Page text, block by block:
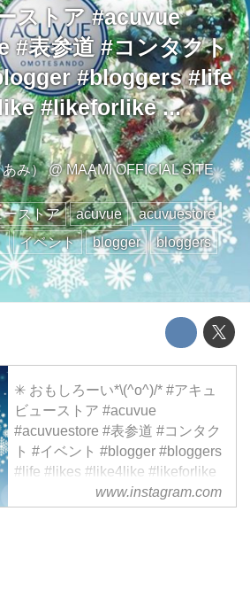
ストア #acuvue
#表参道 #コンタクト
#bloggers #life
#likeforlike ...
み）@MAAMI OFFICIAL SITE
ストア acuvue
acuvuestore
イベント blogger
bloggers
✳︎ おもしろーい*\(^o^)/* #アキュ
ビューストア #acuvue
#acuvuestore #表参道 #コンタク
ト #イベント #blogger #bloggers
#life #likes #like4like #likeforlike
www.instagram.com